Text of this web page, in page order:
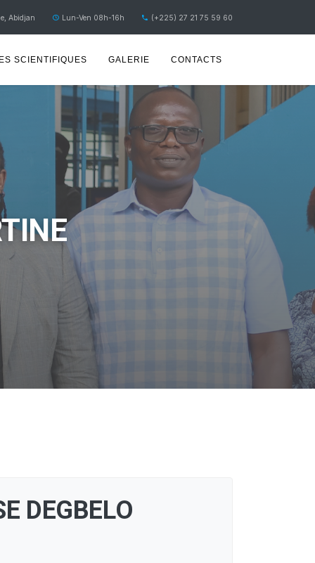
Abidjan Lun-Ven 08h-16h (+225) 27 21 75 59 60
SCIENTIFIQUES GALERIE CONTACTS
DEGBELO